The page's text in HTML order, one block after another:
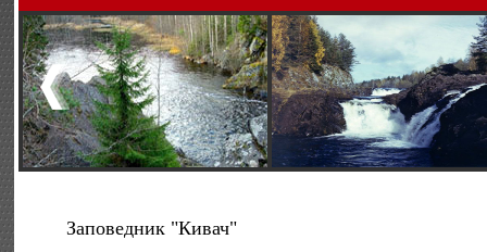
Заповедник "Кивач"